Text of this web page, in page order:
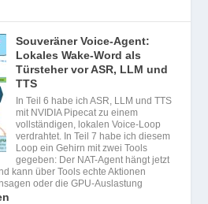
Souveräner Voice-Agent:
Lokales Wake-Word als
Türsteher vor ASR, LLM und
TTS
In Teil 6 habe ich ASR, LLM und TTS
mit NVIDIA Pipecat zu einem
vollständigen, lokalen Voice-Loop
verdrahtet. In Teil 7 habe ich diesem
Loop ein Gehirn mit zwei Tools
gegeben: Der NAT-Agent hängt jetzt
kann über Tools echte Aktionen
oder die GPU-Auslastung